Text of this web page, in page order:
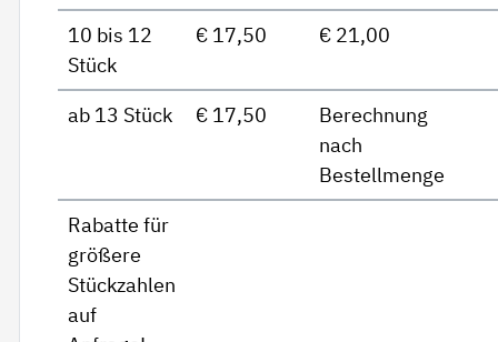
10 bis 12
Stück
€ 17,50 € 21,00
ab 13 Stück € 17,50
Berechnung
nach
Bestellmenge
Rabatte für
größere
Stückzahlen
auf